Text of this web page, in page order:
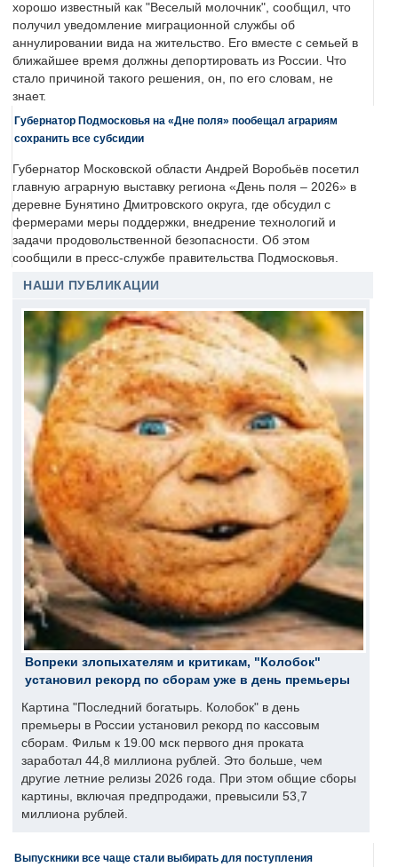
хорошо известный как "Веселый молочник", сообщил, что
получил уведомление миграционной службы об
аннулировании вида на жительство. Его вместе с семьей в
ближайшее время должны депортировать из России. Что
стало причиной такого решения, он, по его словам, не
знает.
Губернатор Подмосковья на «Дне поля» пообещал аграриям
сохранить все субсидии
Губернатор Московской области Андрей Воробьёв посетил
главную аграрную выставку региона «День поля – 2026» в
деревне Бунятино Дмитровского округа, где обсудил с
фермерами меры поддержки, внедрение технологий и
задачи продовольственной безопасности. Об этом
сообщили в пресс-службе правительства Подмосковья.
НАШИ ПУБЛИКАЦИИ
Вопреки злопыхателям и критикам, "Колобок"
установил рекорд по сборам уже в день премьеры
Картина "Последний богатырь. Колобок" в день
премьеры в России установил рекорд по кассовым
сборам. Фильм к 19.00 мск первого дня проката
заработал 44,8 миллиона рублей. Это больше, чем
другие летние релизы 2026 года. При этом общие сборы
картины, включая предпродажи, превысили 53,7
миллиона рублей.
Выпускники все чаще стали выбирать для поступления